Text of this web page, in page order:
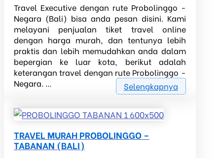
Travel Executive dengan rute Probolinggo -
Negara (Bali) bisa anda pesan disini. Kami
melayani penjualan tiket travel online
dengan harga murah, dan tentunya lebih
praktis dan lebih memudahkan anda dalam
bepergian ke luar kota, berikut adalah
keterangan travel dengan rute Probolinggo -
Negara. ...
Selengkapnya
TRAVEL MURAH PROBOLINGGO –
TABANAN (BALI)